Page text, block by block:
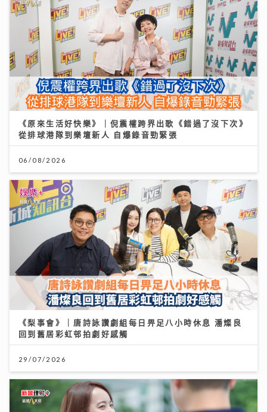
《原來生活好快樂》｜倪震權跨界出歌《錯過了沒下次》
從排球港隊到樂壇新人 自爆錄音勁緊張
06/08/2026
《梨事會》｜唐詩詠讚劇組每日畀足八小時休息 潘燦良
回到舊居彩虹邨拍劇好感觸
29/07/2026